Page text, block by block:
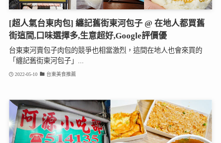
[超人氣台東肉包] 纏記舊街東河包子 @ 在地人都買舊
街這間,口味選擇多,生意超好,Google評價優
台東東河賣包子肉包的競爭也相當激烈，這間在地人也會來買的
「纏記舊街東河包子」...
2022-05-10 台東美食推薦